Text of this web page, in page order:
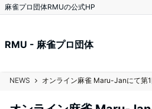
麻雀プロ団体RMUの公式HP
RMU - 麻雀プロ団体
NEWS